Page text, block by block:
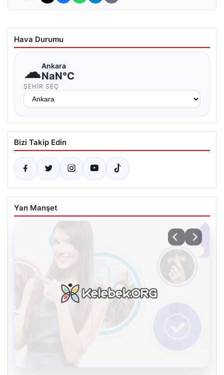
Hava Durumu
☁Ankara
NaN°C
ŞEHIR SEÇ
Bizi Takip Edin
Yan Manşet